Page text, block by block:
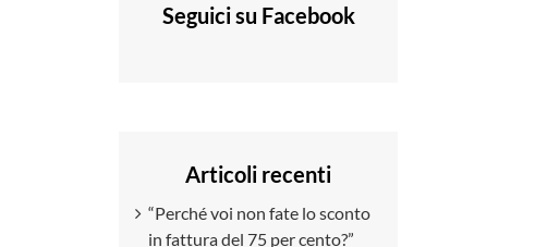
Seguici su Facebook
Articoli recenti
“Perché voi non fate lo sconto
in fattura del 75 per cento?”